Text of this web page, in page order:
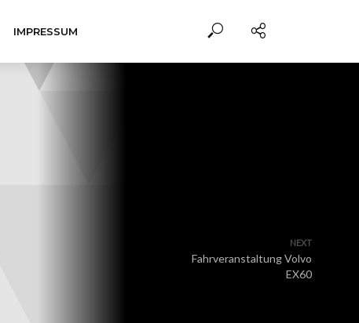
IMPRESSUM
NEXT
Fahrveranstaltung Volvo
EX60